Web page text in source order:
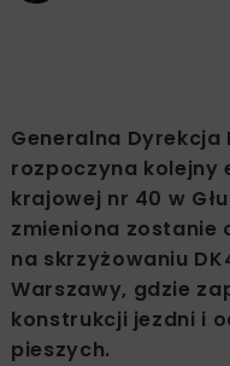
Generalna
rozpoczyna kolejny
krajowej nr 40 w
zmieniona zostanie
na skrzyżowaniu
Warszawy, gdzie
konstrukcji jezdni i
pieszych.